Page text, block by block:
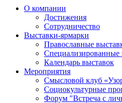
О компании
Достижения
Сотрудничество
Выставки-ярмарки
Православные
Специализированные
Календарь выставок
Мероприятия
Смысловой клуб
Социокультурные
Форум "Встреча с